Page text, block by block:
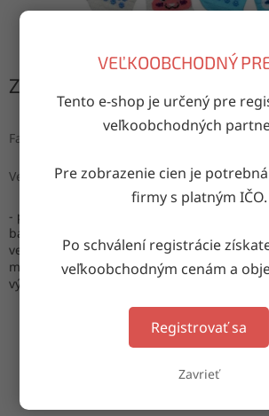
VEĽKOOBCHODNÝ
Tento e-shop je určený pre
veľkoobchodných
Pre zobrazenie cien je
firmy s platným IČO.
Po schválení registrácie
veľkoobchodným cenám a
Registrovať sa
Zavrieť
Zvoľte variant
Farba
Veľkosť
- ponožky s podrážkou ABS (protišmykové)
balenie: mix farieb
veľkosti: 0-1, 1-2, 3-4 roky
materiál: 80% bavlna, 18% polyamid, 2%
výroba: Turecko